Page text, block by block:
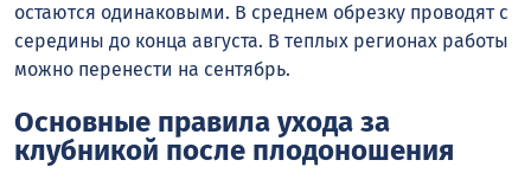
остаются одинаковыми. В среднем обрезку проводят с
середины до конца августа. В теплых регионах работы
можно перенести на сентябрь.
Основные правила ухода за
клубникой после плодоношения